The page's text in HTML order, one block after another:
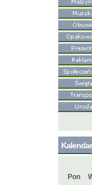
Pon